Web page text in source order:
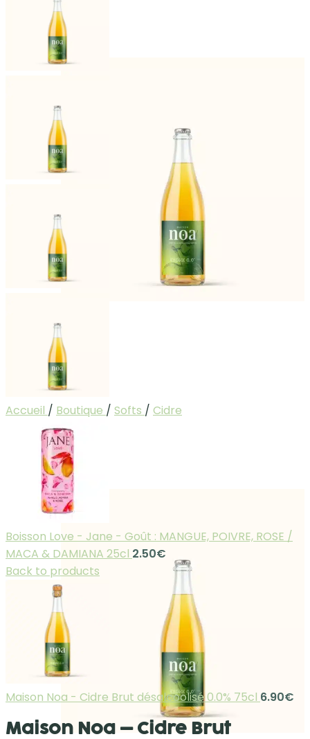
Accueil / Boutique / Softs / Cidre
Boisson Love - Jane - Goût : MANGUE, POIVRE, ROSE /
MACA & DAMIANA 25cl 2.50€
Back to products
Maison Noa - Cidre Brut désalcoolisé 0.0% 75cl 6.90€
Maison Noa – Cidre Brut